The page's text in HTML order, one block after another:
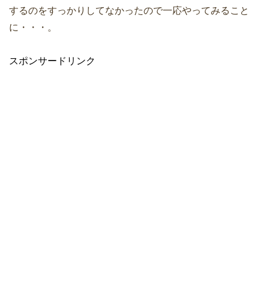
するのをすっかりしてなかったので一応やってみること
に・・・。
スポンサードリンク